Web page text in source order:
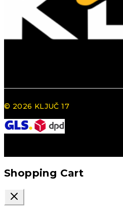
© 2026 KLJUČ 17
Shopping Cart